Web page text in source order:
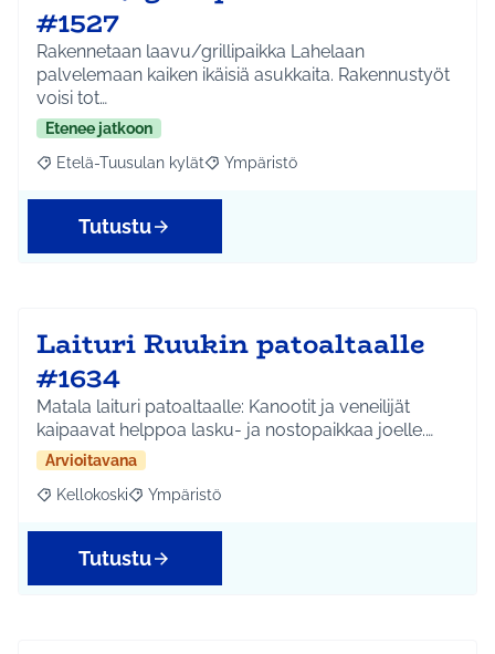
#1527
Rakennetaan laavu/grillipaikka Lahelaan
palvelemaan kaiken ikäisiä asukkaita. Rakennustyöt
voisi tot…
Etenee jatkoon
Rajaa tulokset aihepiirin mukaan: Etelä-Tuusulan kylät
Etelä-Tuusulan kylät Rajaa tulokset teeman mukaan:
Ympäristö
Tutustu
Laituri Ruukin patoaltaalle
#1634
Matala laituri patoaltaalle: Kanootit ja veneilijät
kaipaavat helppoa lasku- ja nostopaikkaa joelle.…
Arvioitavana
Rajaa tulokset aihepiirin mukaan: Kellokoski
Kellokoski Rajaa tulokset teeman mukaan: Ympäristö
Ympäristö
Tutustu